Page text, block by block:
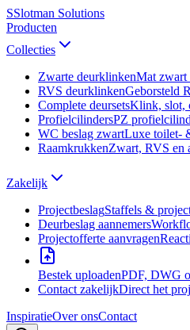
SSlotman Solutions
Producten
Collecties
Zwarte deurklinkenMat zwart
RVS deurklinkenGeborsteld
Complete deursetsKlink, slot,
ProfielcilindersPZ
WC beslag zwartLuxe toilet-
RaamkrukkenZwart, RVS en
Zakelijk
ProjectbeslagStaffels &
Deurbeslag aannemers
Projectofferte aanvragen
Bestek uploadenPDF, DWG
Contact zakelijkDirect het
InspiratieOver onsContact